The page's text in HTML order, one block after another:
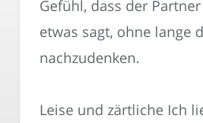
Gefühl, dass der
etwas sagt, ohne lange
nachzudenken.
Leise und zärtliche Ich